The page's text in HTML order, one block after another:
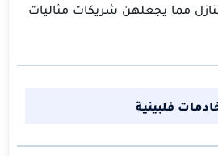
مما يجعلهن شريكات مثاليات
فلبينية